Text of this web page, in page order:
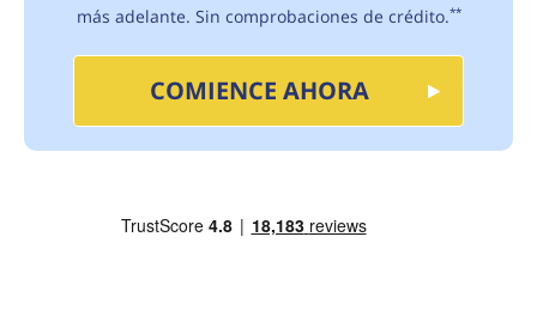
más adelante. Sin comprobaciones de crédito.**
COMIENCE AHORA